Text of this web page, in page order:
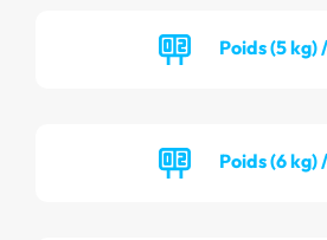
Poids (5 kg)
Poids (6 kg)